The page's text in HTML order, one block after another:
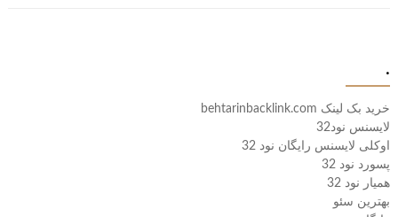
.
خرید بک لینک behtarinbacklink.com
لایسنس نود32
اوکلی لایسنس رایگان نود 32
پسورد نود 32
همیار نود 32
بهترین سئو